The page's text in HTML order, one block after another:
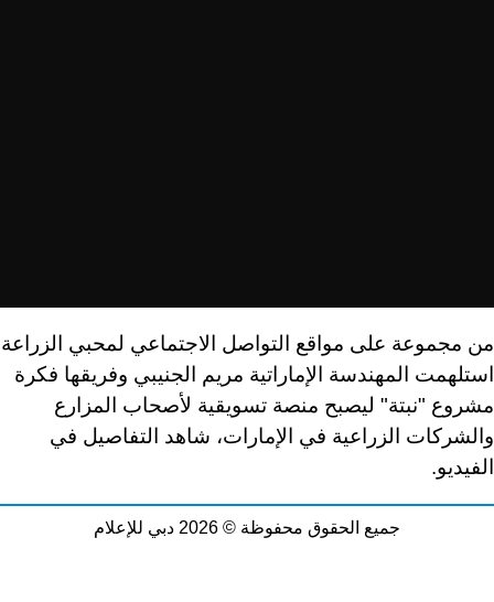
من مجموعة على مواقع التواصل الاجتماعي لمحبي الزراعة
استلهمت المهندسة الإماراتية مريم الجنيبي وفريقها فكرة
مشروع "نبتة" ليصبح منصة تسويقية لأصحاب المزارع
والشركات الزراعية في الإمارات، شاهد التفاصيل في
الفيديو.
جميع الحقوق محفوظة © 2026 دبي للإعلام